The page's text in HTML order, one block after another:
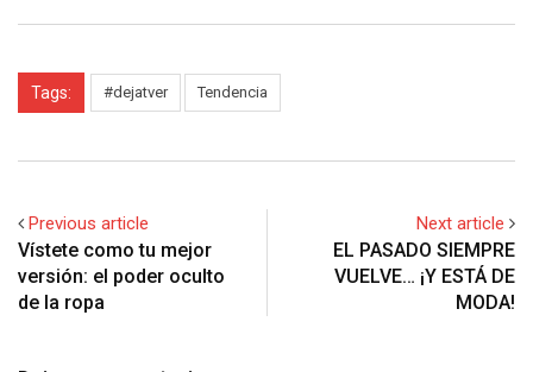
Tags: #dejatver Tendencia
Previous article
Vístete como tu mejor
versión: el poder oculto
de la ropa
Next article
EL PASADO SIEMPRE
VUELVE… ¡Y ESTÁ DE
MODA!